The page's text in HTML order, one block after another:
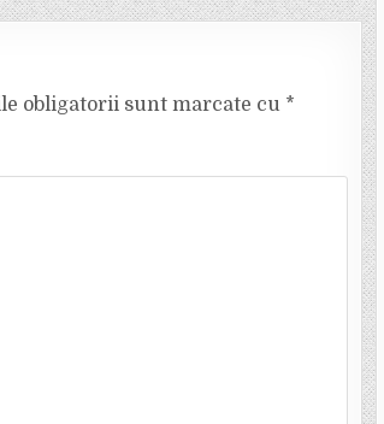
obligatorii sunt marcate cu *